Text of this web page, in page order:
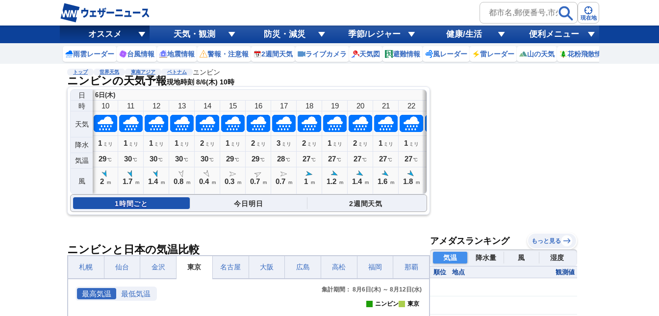
現在地
オススメ 天気・観測 防災・減災 季節/レジャー 健康/生活 便利メニュー
雨雲レーダー 台風情報 地震情報 警報・注意報 2週間天気 ライブカメラ 天気図 避難情報 風レーダー 雷レーダー 山の天気 花粉飛散情報
トップ 世界天気 東南アジア ベトナム ニンビン
ニンビンの天気予報現地時刻 8/6(木) 10時
日
時
天気
降水
気温
風
6日(木)
10
1 ミリ
29℃
2 m
11
1 ミリ
30℃
1.7 m
12
1 ミリ
30℃
1.4 m
13
1 ミリ
30℃
0.8 m
14
2 ミリ
30℃
0.4 m
15
1 ミリ
29℃
0.3 m
16
2 ミリ
29℃
0.7 m
17
3 ミリ
28℃
0.7 m
18
2 ミリ
27℃
1 m
19
1 ミリ
27℃
1.2 m
20
2 ミリ
27℃
1.4 m
21
1 ミリ
27℃
1.6 m
22
1 ミリ
27℃
1.8 m
1時間ごと 今日明日 2週間天気
ニンビンと日本の気温比較
札幌 仙台 金沢 東京 名古屋 大阪 広島 高松 福岡 那覇
最高気温 最低気温
集計期間： 8月6日(木) ～ 8月12日(水)
ニンビン 東京
アメダスランキング もっと見る
気温 降水量 風 湿度
順位 地点 観測値